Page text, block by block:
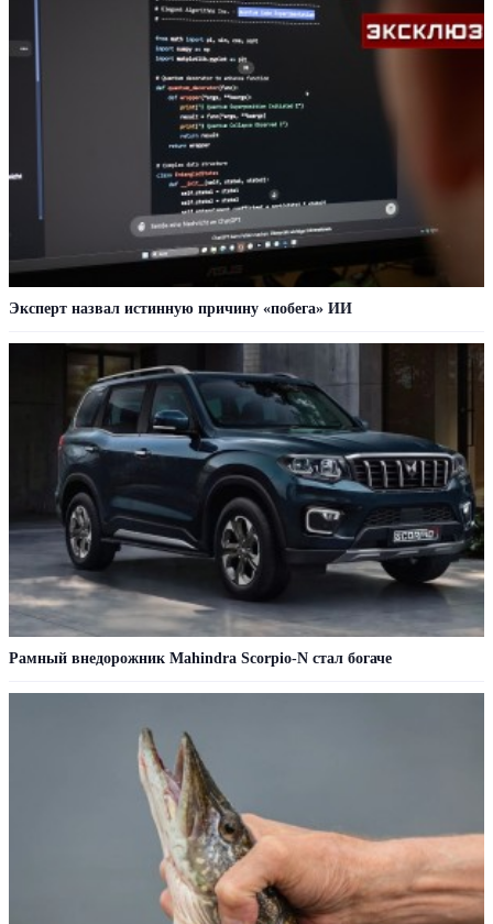
Эксперт назвал истинную причину «побега» ИИ
Рамный внедорожник Mahindra Scorpio-N стал богаче